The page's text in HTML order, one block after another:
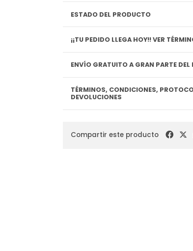
ESTADO DEL PRODUCTO
¡¡TU PEDIDO LLEGA
ENVÍO GRATUITO A GRAN PARTE
TÉRMINOS, CONDICIONES,
DEVOLUCIONES
Compartir este producto